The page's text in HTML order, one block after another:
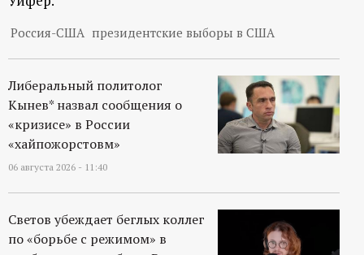
ц
и
о
н
н
ы
й
Россия-США президентские выборы в США
Либеральный политолог
Кынев* назвал сообщения о
«кризисе» в России
«хайпожорстовм»
06 августа 2026 - 11:40
Светов убеждает беглых коллег
по «борьбе с режимом» в